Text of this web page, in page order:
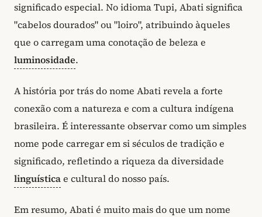
significado especial. No idioma Tupi, Abati significa
"cabelos dourados" ou "loiro", atribuindo àqueles
que o carregam uma conotação de beleza e
luminosidade.
A história por trás do nome Abati revela a forte
conexão com a natureza e com a cultura indígena
brasileira. É interessante observar como um simples
nome pode carregar em si séculos de tradição e
significado, refletindo a riqueza da diversidade
linguísticae cultural do nosso país.
Em resumo, Abati é muito mais do que um nome